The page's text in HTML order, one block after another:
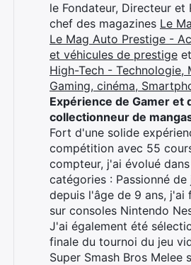
le Fondateur, Directeur et
chef des magazines Le
Le Mag Auto Prestige -
et véhicules de prestige et
High-Tech - Technologie,
Gaming, cinéma,
Expérience de Gamer et
collectionneur de
Fort d'une solide
compétition avec 55
compteur, j'ai évolué
catégories : Passionné
depuis l'âge de 9 ans, j'ai
sur consoles Nintendo
J'ai également été
finale du tournoi du jeu
Super Smash Bros Melee